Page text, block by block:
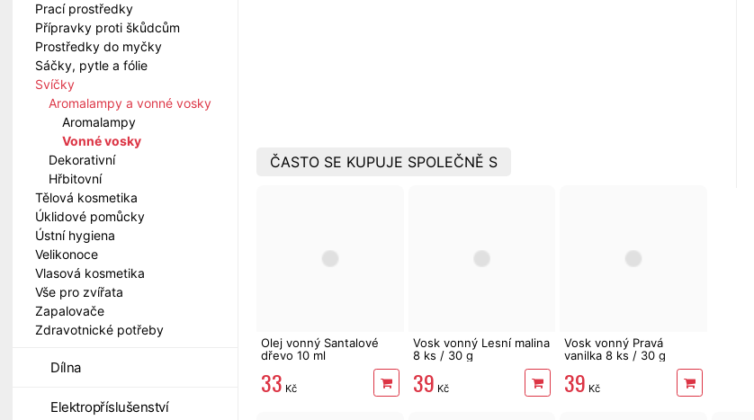
Prací prostředky
Přípravky proti škůdcům
Prostředky do myčky
Sáčky, pytle a fólie
Svíčky
Aromalampy a vonné vosky
Aromalampy
Vonné vosky
Dekorativní
Hřbitovní
Tělová kosmetika
Úklidové pomůcky
Ústní hygiena
Velikonoce
Vlasová kosmetika
Vše pro zvířata
Zapalovače
Zdravotnické potřeby
Dílna
Elektropříslušenství
ČASTO SE KUPUJE SPOLEČNĚ S
Olej vonný Santalové
dřevo 10 ml
33 Kč
Vosk vonný Lesní malina
8 ks / 30 g
39 Kč
Vosk vonný Pravá
vanilka 8 ks / 30 g
39 Kč